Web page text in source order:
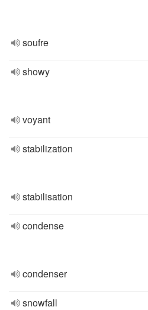
soufre
showy
voyant
stabilization
stabilisation
condense
condenser
snowfall